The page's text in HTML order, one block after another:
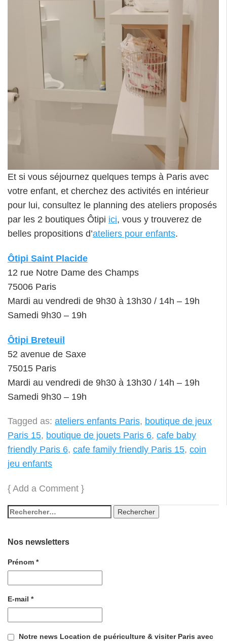
Et si vous séjournez quelques temps à Paris avec
votre enfant, et cherchez des activités en intérieur
pour lui, consultez le planning des ateliers proposés
par les 2 boutiques Ôtipi ici, vous y trouverez de
belles propositions d’ateliers pour enfants.
Ôtipi Saint Placide
12 rue Notre Dame des Champs
75006 Paris
Mardi au vendredi de 9h30 à 13h30 / 14h – 19h
Samedi 9h30 – 19h
Ôtipi Breteuil
52 avenue de Saxe
75015 Paris
Mardi au vendredi de 9h30 à 13h30 / 14h – 19h
Samedi 9h30 – 19h
Tagged as: ateliers enfants Paris, boutique de jeux
Paris 15, boutique de jouets Paris 6, cafe baby
friendly Paris 6, cafe family friendly Paris 15, coin
jeu enfants
{ Add a Comment }
Nos newsletters
Prénom *
E-mail *
Notre news Location de puériculture & visiter Paris avec